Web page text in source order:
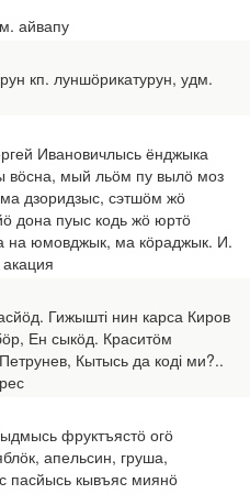
айвапу
кп. луншӧрикатурун, удм.
Ивановичлысь ёнджыка
вӧсна, мый льӧм пу вылӧ моз
дзоридзыс, сэтшӧм жӧ
дона пуыс кодь жӧ юртӧ
на юмовджык, ма кӧраджык. И.
Гижышті нин карса Киров
Ен сыкӧд. Краситӧм
Кытысь да коді ми?..
фруктъястӧ огӧ
апельсин, груша,
пасйысь кывъяс миянӧ